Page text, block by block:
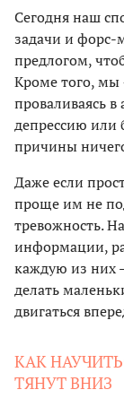
Сегодня наш
задачи и
предлогом,
Кроме того, мы
проваливаясь
депрессию или
причины
Даже если
проще им не
тревожность.
информации,
каждую из них
делать
двигаться
КАК
ТЯНУТ ВНИЗ